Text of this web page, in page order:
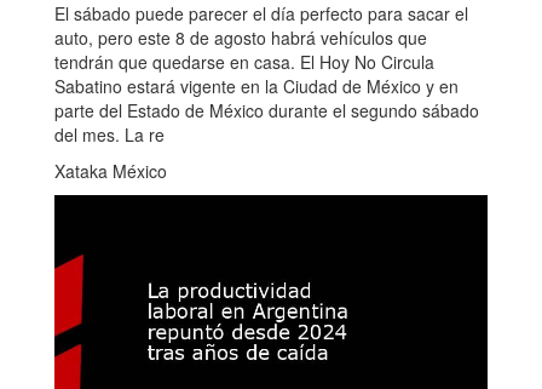
El sábado puede parecer el día perfecto para sacar el
auto, pero este 8 de agosto habrá vehículos que
tendrán que quedarse en casa. El Hoy No Circula
Sabatino estará vigente en la Ciudad de México y en
parte del Estado de México durante el segundo sábado
del mes. La re
Xataka México